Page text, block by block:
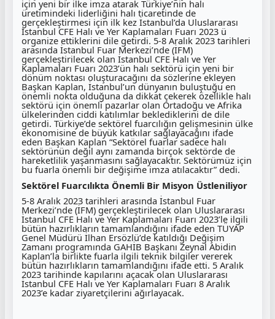
için yeni bir ilke imza atarak Türkiye’nin halı
üretimindeki liderliğini halı ticaretinde de
gerçekleştirmesi için ilk kez İstanbul’da Uluslararası
İstanbul CFE Halı ve Yer Kaplamaları Fuarı 2023 ü
organize ettiklerini dile getirdi. 5-8 Aralık 2023 tarihleri
arasında İstanbul Fuar Merkezi’nde (İFM)
gerçekleştirilecek olan İstanbul CFE Halı ve Yer
Kaplamaları Fuarı 2023’ün halı sektörü için yeni bir
dönüm noktası oluşturacağını da sözlerine ekleyen
Başkan Kaplan, İstanbul’un dünyanın buluştuğu en
önemli nokta olduğuna da dikkat çekerek özellikle halı
sektörü için önemli pazarlar olan Ortadoğu ve Afrika
ülkelerinden ciddi katılımlar beklediklerini de dile
getirdi. Türkiye’de sektörel fuarcılığın gelişmesinin ülke
ekonomisine de büyük katkılar sağlayacağını ifade
eden Başkan Kaplan “Sektörel fuarlar sadece halı
sektörünün değil aynı zamanda birçok sektörde de
hareketlilik yaşanmasını sağlayacaktır. Sektörümüz için
bu fuarla önemli bir değişime imza atılacaktır” dedi.
Sektörel Fuarcılıkta Önemli Bir Misyon Üstleniliyor
5-8 Aralık 2023 tarihleri arasında İstanbul Fuar
Merkezi’nde (İFM) gerçekleştirilecek olan Uluslararası
İstanbul CFE Halı ve Yer Kaplamaları Fuarı 2023’le ilgili
bütün hazırlıkların tamamlandığını ifade eden TÜYAP
Genel Müdürü İlhan Ersözlü’de katıldığı Değişim
Zamanı programında GAHİB Başkanı Zeynal Abidin
Kaplan’la birlikte fuarla ilgili teknik bilgiler vererek
bütün hazırlıkların tamamlandığını ifade etti. 5 Aralık
2023 tarihinde kapılarını açacak olan Uluslararası
İstanbul CFE Halı ve Yer Kaplamaları Fuarı 8 Aralık
2023’e kadar ziyaretçilerini ağırlayacak.